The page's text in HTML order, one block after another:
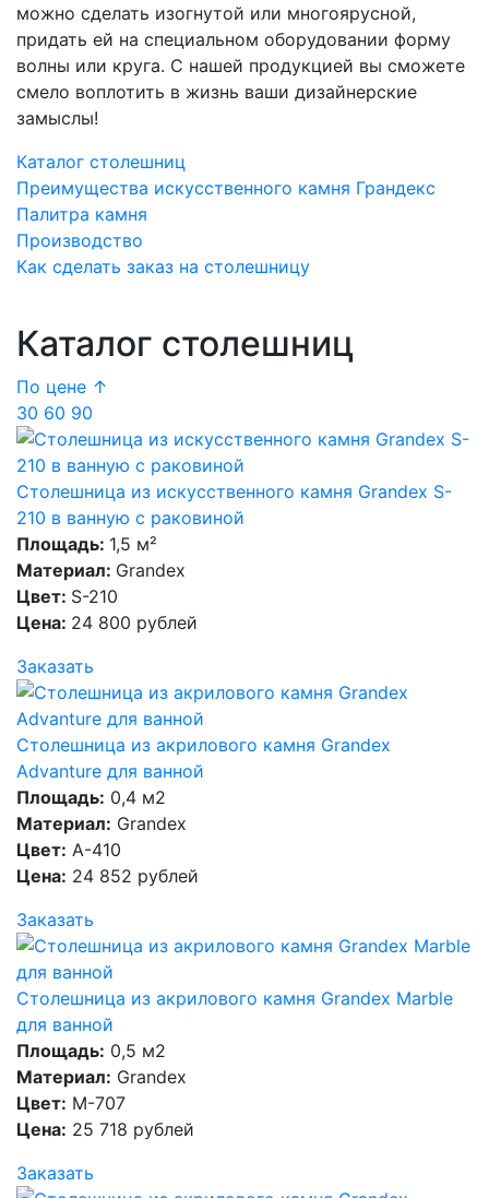
можно сделать изогнутой или многоярусной,
придать ей на специальном оборудовании форму
волны или круга. С нашей продукцией вы сможете
смело воплотить в жизнь ваши дизайнерские
замыслы!
Каталог столешниц
Преимущества искусственного камня Грандекс
Палитра камня
Производство
Как сделать заказ на столешницу
Каталог столешниц
По цене ↑
30 60 90
Столешница из искусственного камня Grandex S-
210 в ванную с раковиной
Площадь: 1,5 м²
Материал: Grandex
Цвет: S-210
Цена: 24 800 рублей
Заказать
Столешница из акрилового камня Grandex
Advanture для ванной
Площадь: 0,4 м2
Материал: Grandex
Цвет: A-410
Цена: 24 852 рублей
Заказать
Столешница из акрилового камня Grandex Marble
для ванной
Площадь: 0,5 м2
Материал: Grandex
Цвет: M-707
Цена: 25 718 рублей
Заказать